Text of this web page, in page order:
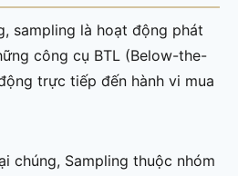
sampling là hoạt động phát
công cụ BTL (Below-the-
trực tiếp đến hành vi mua
chúng, Sampling thuộc nhóm